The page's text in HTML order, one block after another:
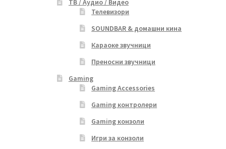
ТВ / Аудио / Видео
Телевизори
SOUNDBAR & домашни кина
Караоке звучници
Преносни звучници
Gaming
Gaming Accessories
Gaming контролери
Gaming конзоли
Игри за конзоли